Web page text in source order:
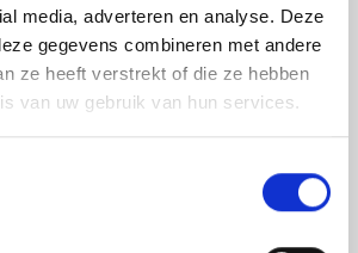
media, adverteren en analyse. Deze
gegevens combineren met andere
ze heeft verstrekt of die ze hebben
van uw gebruik van hun services.